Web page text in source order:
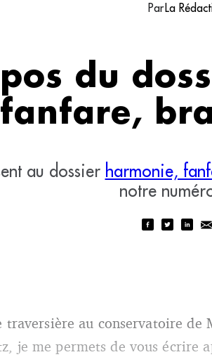
Par La
du
fanfare,
au dossier harmonie,
notre
traversière au conservatoire
je me permets de vous écrire